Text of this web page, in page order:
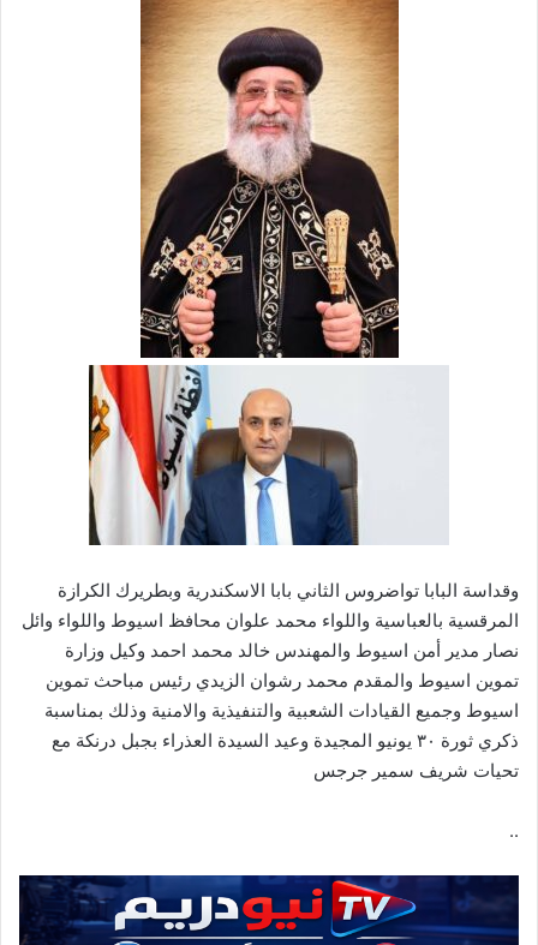
وقداسة البابا تواضروس الثاني بابا الاسكندرية وبطريرك الكرازة
المرقسية بالعباسية واللواء محمد علوان محافظ اسيوط واللواء وائل
نصار مدير أمن اسيوط والمهندس خالد محمد احمد وكيل وزارة
تموين اسيوط والمقدم محمد رشوان الزيدي رئيس مباحث تموين
اسيوط وجميع القيادات الشعبية والتنفيذية والامنية وذلك بمناسبة
ذكري ثورة ٣٠ يونيو المجيدة وعيد السيدة العذراء بجبل درنكة مع
تحيات شريف سمير جرجس
..